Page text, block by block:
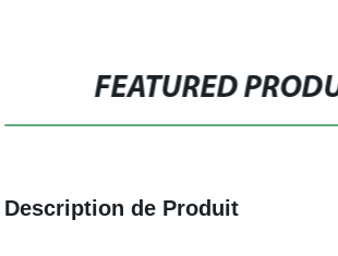
FEATURED
Description de Produit